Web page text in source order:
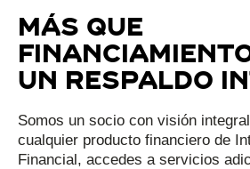
Más que
un respaldo
Somos un socio con visión
cualquier producto financiero de
Financial, accedes a servicios